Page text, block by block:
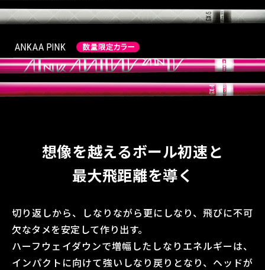
想像を越えるボール初速と
最大飛距離を導く
切り返しから、しなりながら更にしなり、飛びに不可
欠なタメを安定して作り出す。
ハーフウェイダウンで増幅したしなりエネルギーは、
インパクトに向けて強い しなり戻りとなり、 ヘッドが